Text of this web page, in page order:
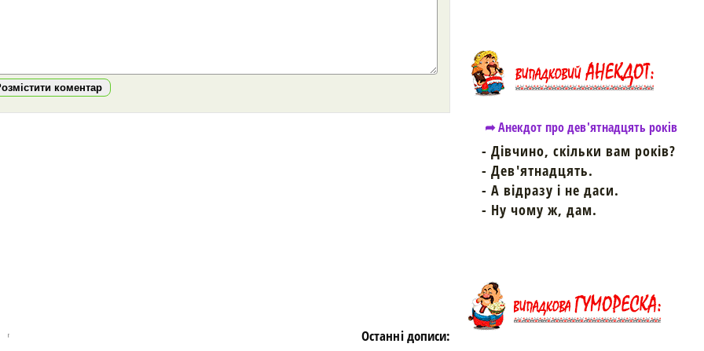
коментар
Останні дописи:
➦ Анекдот про дев'ятнадцять років
- Дівчино, скільки вам років?
- Дев'ятнадцять.
- А відразу і не даси.
- Ну чому ж, дам.